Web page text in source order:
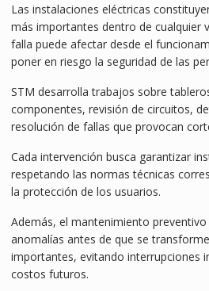
Las instalaciones eléctricas
más importantes dentro de cualquier
falla puede afectar desde el
poner en riesgo la seguridad de las
STM desarrolla trabajos sobre
componentes, revisión de circuitos,
resolución de fallas que provocan
Cada intervención busca garantizar
respetando las normas técnicas
la protección de los usuarios.
Además, el mantenimiento
anomalías antes de que se
importantes, evitando interrupciones
costos futuros.